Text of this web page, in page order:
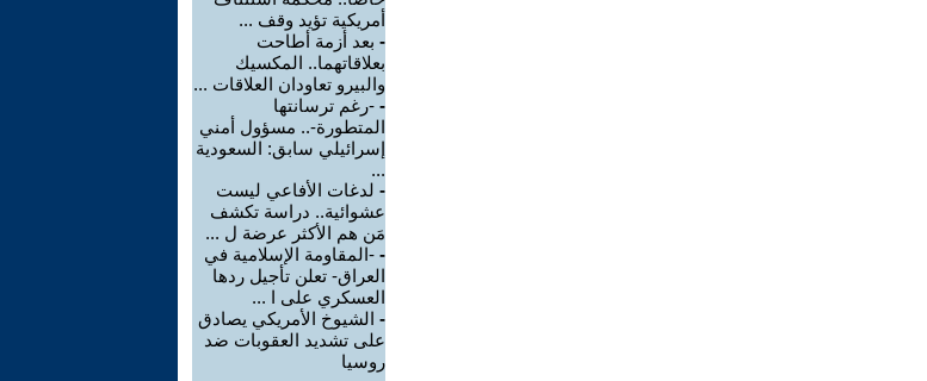
أمريكية تؤيد وقف ...
- بعد أزمة أطاحت
بعلاقاتهما.. المكسيك
والبيرو تعاودان العلاقات ...
- -رغم ترسانتها
المتطورة-.. مسؤول أمني
إسرائيلي سابق: السعودية
...
- لدغات الأفاعي ليست
عشوائية.. دراسة تكشف
مَن هم الأكثر عرضة ل ...
- -المقاومة الإسلامية في
العراق- تعلن تأجيل ردها
العسكري على ا ...
- الشيوخ الأمريكي يصادق
على تشديد العقوبات ضد
روسيا